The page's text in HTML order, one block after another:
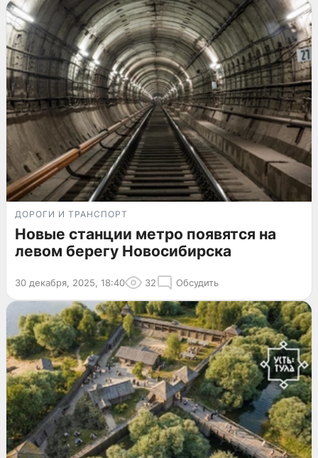
ДОРОГИ И ТРАНСПОРТ
Новые станции метро появятся на
левом берегу Новосибирска
30 декабря, 2025, 18:40 32 Обсудить